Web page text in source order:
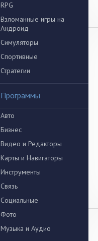
RPG
Взломанные игры на
Андроид
Симуляторы
Спортивные
Стратегии
Программы
Авто
Бизнес
Видео и Редакторы
Карты и Навигаторы
Инструменты
Связь
Социальные
Фото
Музыка и Аудио